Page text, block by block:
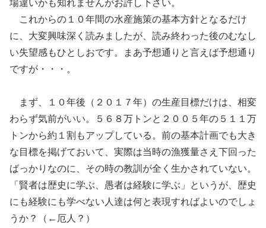
場違いかも知れませんがお許し下さい。
これからの１０年間の水産施策の基本方針となるだけ
に、大変興味深く読みましたが、読み終わった後のむなし
い失望感もひとしおです。まあ予想通りと言えば予想通り
ですが・・・。
まず、１０年後（２０１７年）の生産目標だけは、相変
わらず気前がいい。５６８万トンと２００５年の５１１万
トンから約１割もアップしている。前の基本計画でも大き
な目標を掲げておいて、実際は当時の漁獲量さえ下回った
ばっかりなのに、その時の教訓が全く生かされていない。
「賢者は歴史に学ぶ、愚者は経験に学ぶ」というが、歴史
にも経験にも学べない人達は何と表現すればよいのでしょ
うか？（←厄人？）